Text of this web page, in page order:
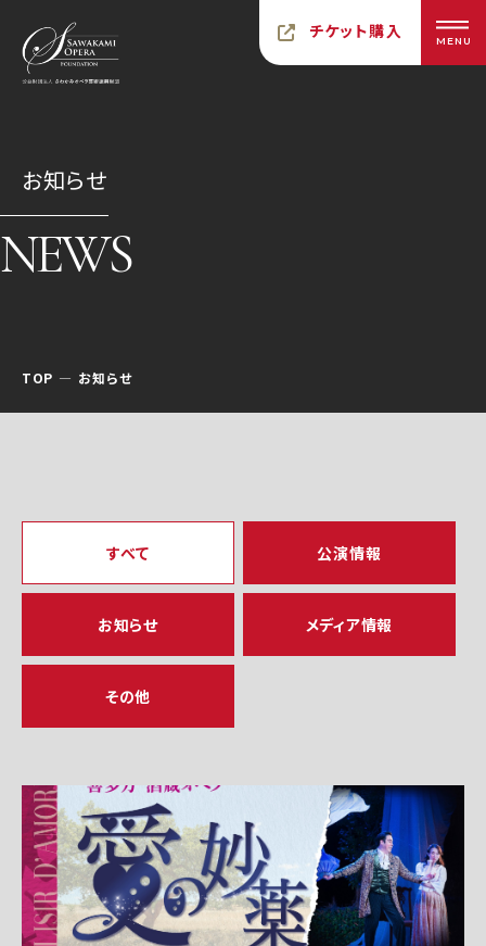
チケット購入 MENU
お知らせ
NEWS
TOP お知らせ
すべて 公演情報
お知らせ メディア情報
その他